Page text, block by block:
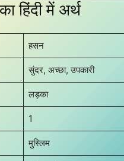
हिंदी में अर्थ
हसन
सुंदर, अच्छा, उपकारी
लड़का
1
मुस्लिम